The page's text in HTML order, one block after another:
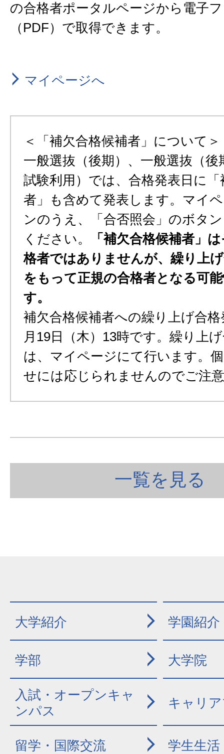
の合格者ポータルページから電子
（PDF）で取得できます。
マイページへ
＜「補欠合格候補者」について＞
一般選抜（後期）、一般選抜（後
試験利用）では、合格発表日に
者」も含めて発表します。マイ
ンのうえ、「合否照会」のボタ
ください。
「補欠合格候補者」
格者ではありませんが、繰り上
をもって正規の合格者となる可
す。
補欠合格候補者への繰り上げ合
月19日（木）13時です。繰り上
は、マイページにて行います。
せには応じられませんのでご注
一覧を見る
大学紹介 学園紹介
学部 大学院
入試・オープンキャ
ンパス
キャリ
留学・国際交流 学生生活